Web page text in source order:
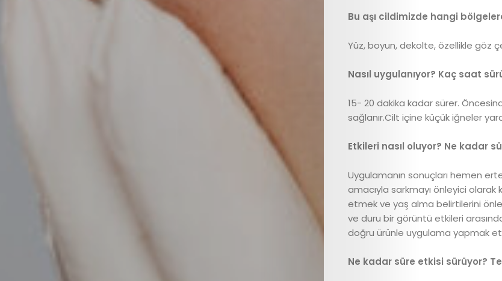
Gelişimi
Anne
Sağlığı
Beslenme
ve
Yemek
Tarifleri
Röportajlar
Cici
Bu aşı cildimizde hangi
Yüz, boyun, dekolte, özellikle göz
Nasıl uygulanıyor? Kaç saat
15- 20 dakika kadar sürer.
sağlanır.Cilt içine küçük iğneler
Etkileri nasıl oluyor? Ne kadar
Uygulamanın sonuçları hemen
amacıyla sarkmayı önleyici olarak
etmek ve yaş alma belirtilerini
ve duru bir görüntü etkileri
doğru ürünle uygulama yapmak
Ne kadar süre etkisi sürüyor?